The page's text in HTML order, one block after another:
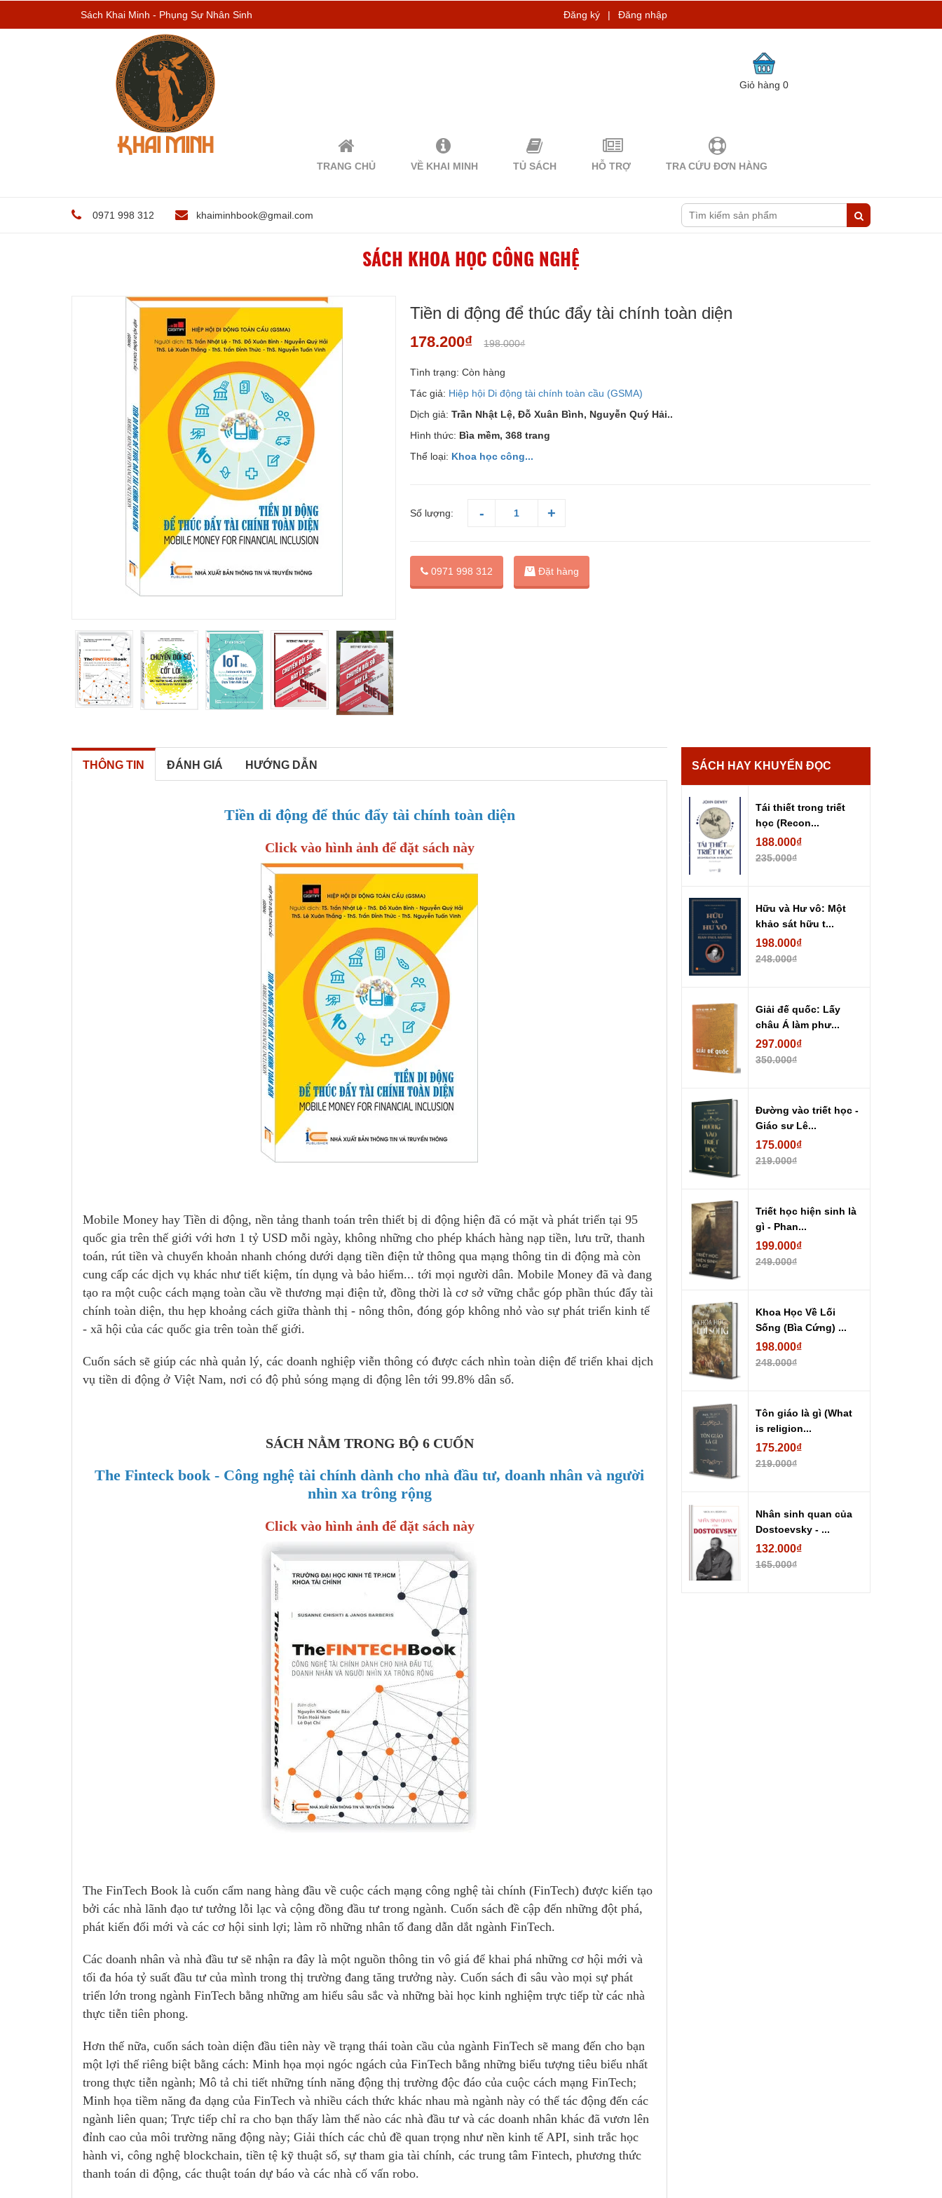
Sách Khai Minh - Phụng Sự Nhân Sinh Đăng ký | Đăng nhập
Giỏ hàng0
TRANG CHỦ VỀ KHAI MINH TỦ SÁCH HỖ TRỢ TRA CỨU ĐƠN HÀNG
0971 998 312 khaiminhbook@gmail.com
SÁCH KHOA HỌC CÔNG NGHỆ
Tiền di động để thúc đẩy tài chính toàn diện
178.200₫ 198.000₫
Tình trạng: Còn hàng
Tác giả: Hiệp hội Di động tài chính toàn cầu (GSMA)
Dịch giả:Trần Nhật Lệ, Đỗ Xuân Bình, Nguyễn Quý Hải..
Hình thức: Bìa mềm, 368 trang
Thể loại: Khoa học công...
Số lượng:
0971 998 312 Đặt hàng
THÔNG TIN ĐÁNH GIÁ HƯỚNG DẪN
Tiền di động để thúc đẩy tài chính toàn diện
Click vào hình ảnh để đặt sách này
Mobile Money hay Tiền di động, nền tảng thanh toán trên thiết bị di động hiện đã có mặt và phát triển tại 95
quốc gia trên thế giới với hơn 1 tỷ USD mỗi ngày, không những cho phép khách hàng nạp tiền, lưu trữ, thanh
toán, rút tiền và chuyển khoản nhanh chóng dưới dạng tiền điện tử thông qua mạng thông tin di động mà còn
cung cấp các dịch vụ khác như tiết kiệm, tín dụng và bảo hiểm... tới mọi người dân. Mobile Money đã và đang
tạo ra một cuộc cách mạng toàn cầu về thương mại điện tử, đồng thời là cơ sở vững chắc góp phần thúc đẩy tài
chính toàn diện, thu hẹp khoảng cách giữa thành thị - nông thôn, đóng góp không nhỏ vào sự phát triển kinh tế
- xã hội của các quốc gia trên toàn thế giới.
Cuốn sách sẽ giúp các nhà quản lý, các doanh nghiệp viễn thông có được cách nhìn toàn diện để triển khai dịch
vụ tiền di động ở Việt Nam, nơi có độ phủ sóng mạng di động lên tới 99.8% dân số.
SÁCH NẰM TRONG BỘ 6 CUỐN
The Finteck book - Công nghệ tài chính dành cho nhà đầu tư, doanh nhân và người
nhìn xa trông rộng
Click vào hình ảnh để đặt sách này
The FinTech Book là cuốn cẩm nang hàng đầu về cuộc cách mạng công nghệ tài chính (FinTech) được kiến tạo
bởi các nhà lãnh đạo tư tưởng lỗi lạc và cộng đồng đầu tư trong ngành. Cuốn sách đề cập đến những đột phá,
phát kiến đổi mới và các cơ hội sinh lợi; làm rõ những nhân tố đang dẫn dắt ngành FinTech.
Các doanh nhân và nhà đầu tư sẽ nhận ra đây là một nguồn thông tin vô giá để khai phá những cơ hội mới và
tối đa hóa tỷ suất đầu tư của mình trong thị trường đang tăng trưởng này. Cuốn sách đi sâu vào mọi sự phát
triển lớn trong ngành FinTech bằng những am hiểu sâu sắc và những bài học kinh nghiệm trực tiếp từ các nhà
thực tiễn tiên phong.
Hơn thế nữa, cuốn sách toàn diện đầu tiên này về trạng thái toàn cầu của ngành FinTech sẽ mang đến cho bạn
một lợi thế riêng biệt bằng cách: Minh họa mọi ngóc ngách của FinTech bằng những biểu tượng tiêu biểu nhất
trong thực tiễn ngành; Mô tả chi tiết những tính năng động thị trường độc đáo của cuộc cách mạng FinTech;
Minh họa tiềm năng đa dạng của FinTech và nhiều cách thức khác nhau mà ngành này có thể tác động đến các
ngành liên quan; Trực tiếp chỉ ra cho bạn thấy làm thế nào các nhà đầu tư và các doanh nhân khác đã vươn lên
đỉnh cao của môi trường năng động này; Giải thích các chủ đề quan trọng như nền kinh tế API, sinh trắc học
hành vi, công nghệ blockchain, tiền tệ kỹ thuật số, sự tham gia tài chính, các trung tâm Fintech, phương thức
thanh toán di động, các thuật toán dự báo và các nhà cố vấn robo.
SÁCH HAY KHUYẾN ĐỌC
Tái thiết trong triết
học (Recon...
188.000₫
235.000₫
Hữu và Hư vô: Một
khảo sát hữu t...
198.000₫
248.000₫
Giải đế quốc: Lấy
châu Á làm phư...
297.000₫
350.000₫
Đường vào triết học -
Giáo sư Lê...
175.000₫
219.000₫
Triết học hiện sinh là
gì - Phan...
199.000₫
249.000₫
Khoa Học Về Lối
Sống (Bìa Cứng) ...
198.000₫
248.000₫
Tôn giáo là gì (What
is religion...
175.200₫
219.000₫
Nhân sinh quan của
Dostoevsky - ...
132.000₫
165.000₫